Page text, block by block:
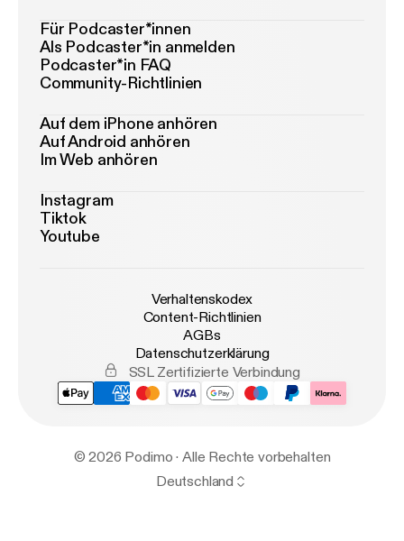
Für Podcaster*innen
Als Podcaster*in anmelden
Podcaster*in FAQ
Community-Richtlinien
Auf dem iPhone anhören
Auf Android anhören
Im Web anhören
Instagram
Tiktok
Youtube
Verhaltenskodex
Content-Richtlinien
AGBs
Datenschutzerklärung
SSL Zertifizierte Verbindung
© 2026 Podimo · Alle Rechte vorbehalten
Deutschland